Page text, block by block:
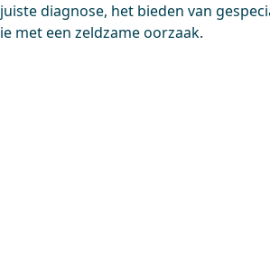
diagnose, het bieden van
met een zeldzame oorzaak.